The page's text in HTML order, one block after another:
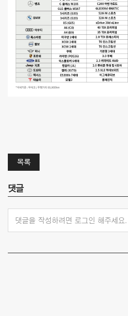
목록
댓글
댓글을 작성하려면 로그인 해주세요.